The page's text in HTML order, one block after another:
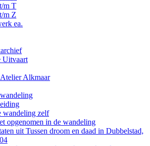
m T
m Z
ea.
Uitvaart
Alkmaar
wandeling zelf
opgenomen in de wandeling
uit Tussen droom en daad in Dubbelstad,